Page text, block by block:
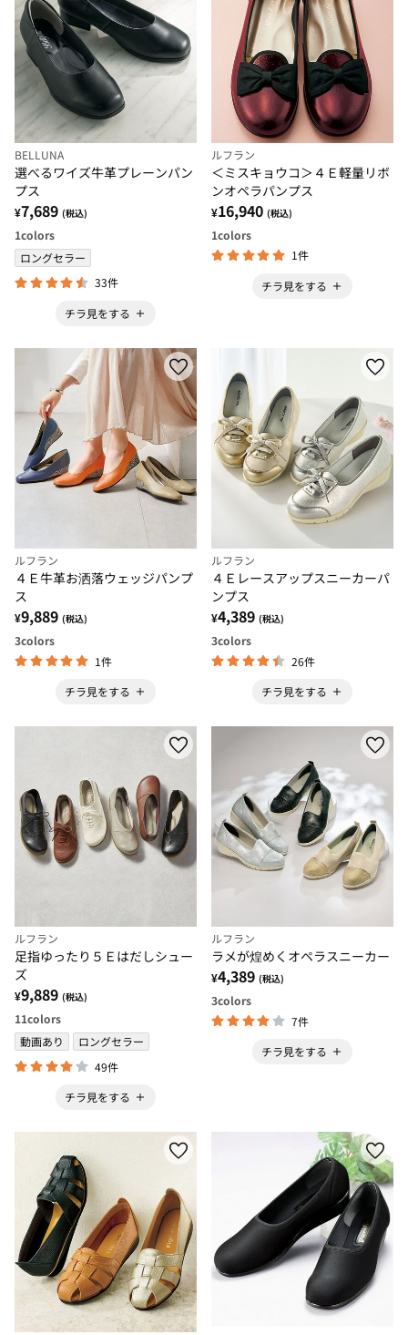
BELLUNA
選べるワイズ牛革プレーンパン
プス
¥7,689 (税込)
1colors
ロングセラー
33件
チラ見をする
ルフラン
＜ミスキョウコ＞４Ｅ軽量リボ
ンオペラパンプス
¥16,940 (税込)
1colors
1件
チラ見をする
ルフラン
４Ｅ牛革お洒落ウェッジパンプ
ス
¥9,889 (税込)
3colors
1件
チラ見をする
ルフラン
４Ｅレースアップスニーカーパ
ンプス
¥4,389 (税込)
3colors
26件
チラ見をする
ルフラン
足指ゆったり５Ｅはだしシュー
ズ
¥9,889 (税込)
11colors
動画あり
ロングセラー
49件
チラ見をする
ルフラン
ラメが煌めくオペラスニーカー
¥4,389 (税込)
3colors
7件
チラ見をする